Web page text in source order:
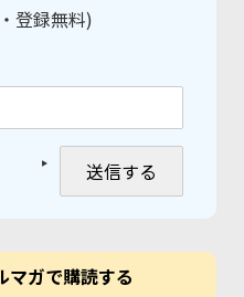
登録無料)
ガで購読する